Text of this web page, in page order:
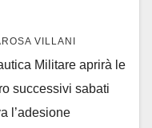
VILLANI
Militare aprirà le
successivi sabati
l’adesione